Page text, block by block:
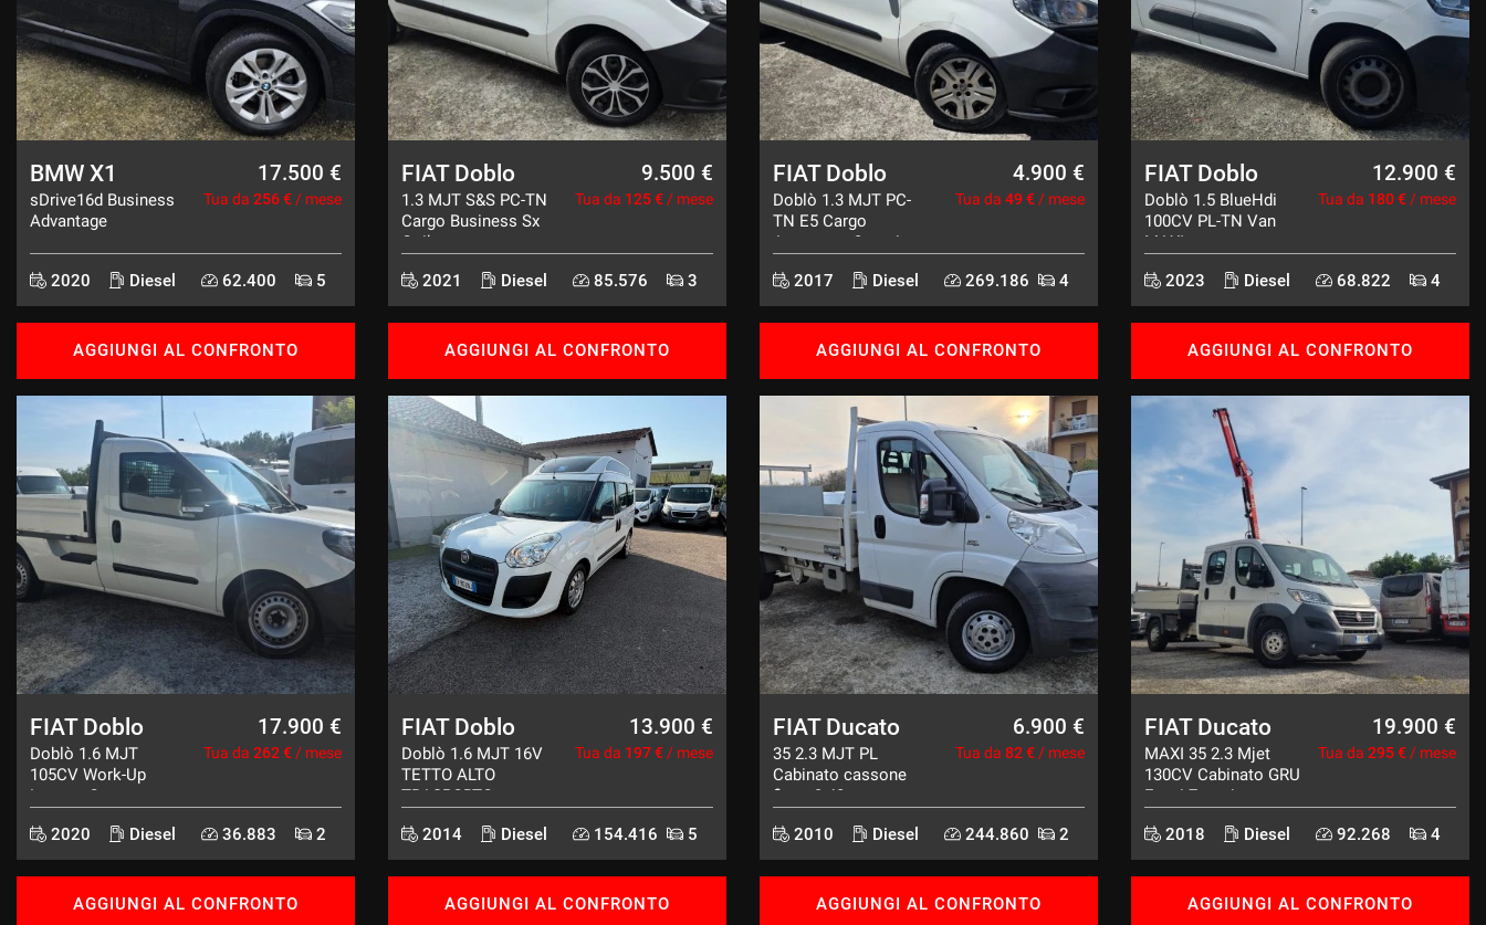
CONTATTI
NEWS
BMW X1
sDrive16d Business
Advantage
17.500 €
Tua da 256 € / mese
2020 Diesel 62.400 5
AGGIUNGI AL CONFRONTO
FIAT Doblo
1.3 MJT S&S PC-TN
Cargo Business Sx
Coibentato
9.500 €
Tua da 125 € / mese
2021 Diesel 85.576 3
AGGIUNGI AL CONFRONTO
FIAT Doblo
Doblò 1.3 MJT PC-
TN E5 Cargo
Attrezzato 3posti
4.900 €
Tua da 49 € / mese
2017 Diesel 269.186 4
AGGIUNGI AL CONFRONTO
FIAT Doblo
Doblò 1.5 BlueHdi
100CV PL-TN Van
MAXI
12.900 €
Tua da 180 € / mese
2023 Diesel 68.822 4
AGGIUNGI AL CONFRONTO
FIAT Doblo
Doblò 1.6 MJT
105CV Work-Up
Lounge Cassone
17.900 €
Tua da 262 € / mese
2020 Diesel 36.883 2
AGGIUNGI AL CONFRONTO
FIAT Doblo
Doblò 1.6 MJT 16V
TETTO ALTO
TRASPORTO
13.900 €
Tua da 197 € / mese
2014 Diesel 154.416 5
AGGIUNGI AL CONFRONTO
FIAT Ducato
35 2.3 MJT PL
Cabinato cassone
fisso 3.40m
6.900 €
Tua da 82 € / mese
2010 Diesel 244.860 2
AGGIUNGI AL CONFRONTO
FIAT Ducato
MAXI 35 2.3 Mjet
130CV Cabinato GRU
Fassi 7posti
19.900 €
Tua da 295 € / mese
2018 Diesel 92.268 4
AGGIUNGI AL CONFRONTO
tracciamento
che
adottiamo
per
offrire
le
funzionalità
e
svolgere
le
attività
di
seguito
descritte.
ottenere
maggiori
informazioni
sull'utilità
funzionamento
di
questi
strumenti
di
tracciamento
si
rimanda
alla
cookie
policy.
Puoi
rivedere
e
modificare
le
tue
scelte
momento.